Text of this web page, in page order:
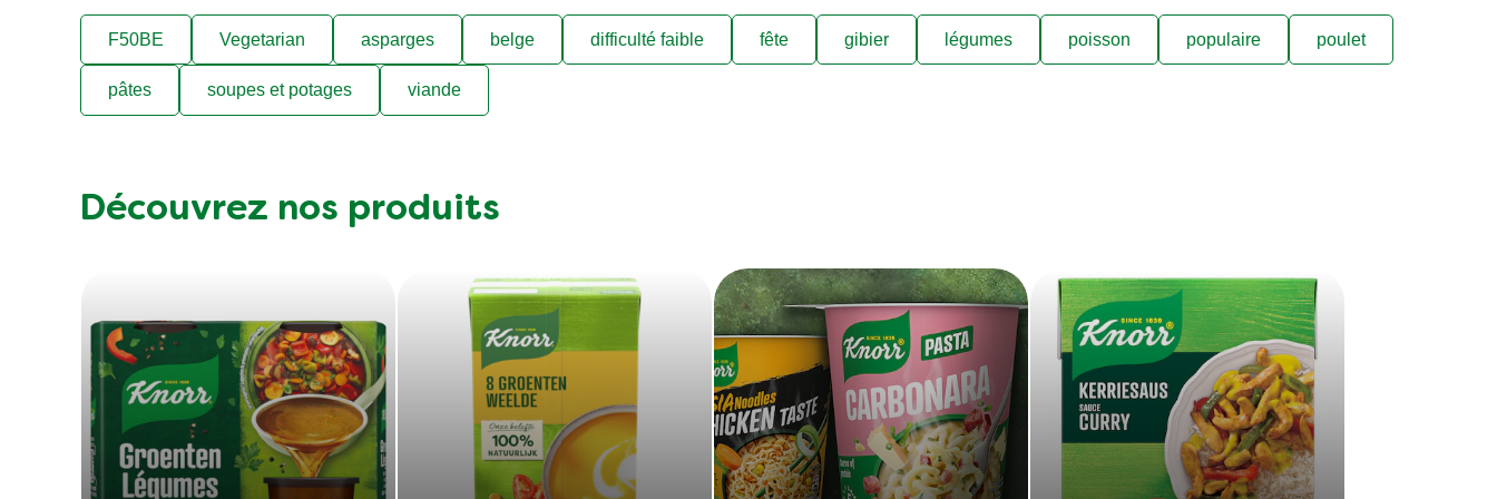
F50BE Vegetarian asparges belge difficulté faible fête gibier légumes poisson populaire poulet
pâtes soupes et potages viande